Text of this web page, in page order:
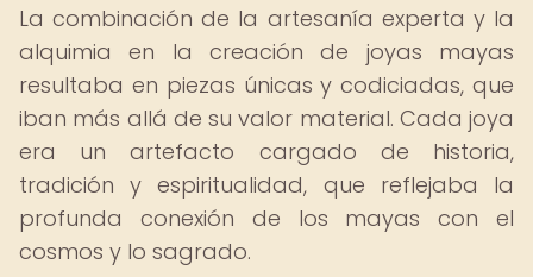
La combinación de la artesanía experta y la
alquimia en la creación de joyas mayas
resultaba en piezas únicas y codiciadas, que
iban más allá de su valor material. Cada joya
era un artefacto cargado de historia,
tradición y espiritualidad, que reflejaba la
profunda conexión de los mayas con el
cosmos y lo sagrado.